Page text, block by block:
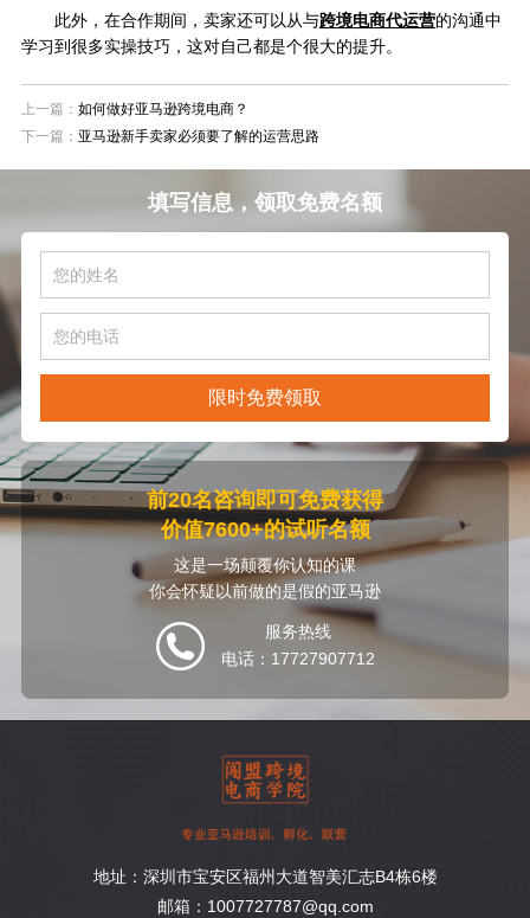
此外，在合作期间，卖家还可以从与跨境电商代运营的沟通中
学习到很多实操技巧，这对自己都是个很大的提升。
上一篇： 如何做好亚马逊跨境电商？
下一篇： 亚马逊新手卖家必须要了解的运营思路
填写信息，领取免费名额
限时免费领取
前20名咨询即可免费获得
价值7600+的试听名额
这是一场颠覆你认知的课
你会怀疑以前做的是假的亚马逊
服务热线
电话：17727907712
地址：深圳市宝安区福州大道智美汇志B4栋6楼
邮箱：1007727787@qq.com